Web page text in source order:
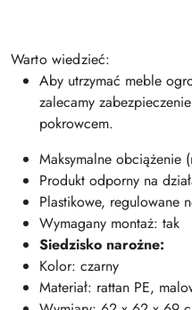
Warto wiedzieć:
Aby utrzymać meble
zalecamy
pokrowcem.
Maksymalne obciążenie
Produkt odporny na
Plastikowe, regulowane
Wymagany montaż: tak
Siedzisko narożne:
Kolor: czarny
Materiał: rattan PE,